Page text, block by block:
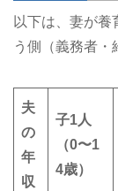
以下は、妻が
う側（義務者・
夫
の
年
収
子1人
（0〜1
4歳）